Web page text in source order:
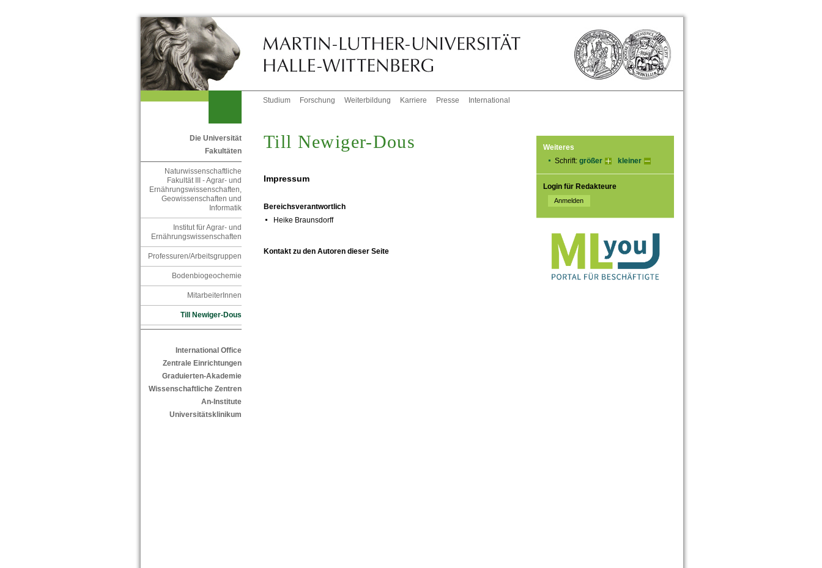
Studium Forschung Weiterbildung Karriere Presse International
Die Universität
Fakultäten
Naturwissenschaftliche
Fakultät III - Agrar- und
Ernährungswissenschaften,
Geowissenschaften und
Informatik
Institut für Agrar- und
Ernährungswissenschaften
Professuren/Arbeitsgruppen
Bodenbiogeochemie
MitarbeiterInnen
Till Newiger-Dous
International Office
Zentrale Einrichtungen
Graduierten-Akademie
Wissenschaftliche Zentren
An-Institute
Universitätsklinikum
Weiteres
Schrift: größer kleiner
Login für Redakteure
Till Newiger-Dous
Impressum
Bereichsverantwortlich
Heike Braunsdorff
Kontakt zu den Autoren dieser Seite